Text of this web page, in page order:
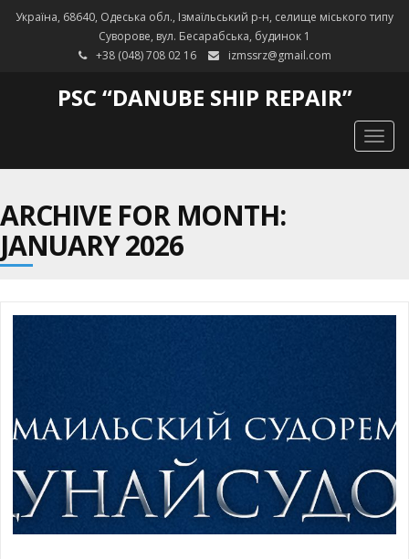
Україна, 68640, Одеська обл., Ізмаїльський р-н, селище міського типу
Суворове, вул. Бесарабська, будинок 1
+38 (048) 708 02 16
izmssrz@gmail.com
PSC “DANUBE SHIP REPAIR”
ARCHIVE FOR MONTH:
JANUARY 2026